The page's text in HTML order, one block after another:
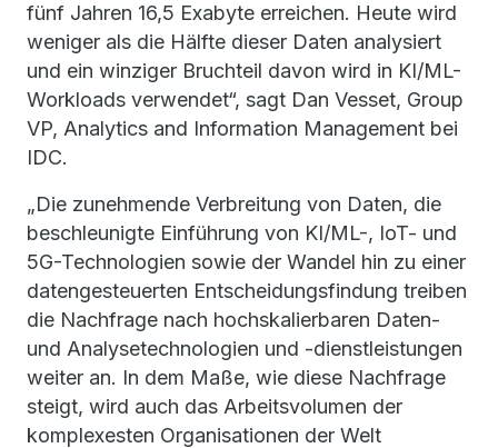
fünf Jahren 16,5 Exabyte erreichen. Heute wird
weniger als die Hälfte dieser Daten analysiert
und ein winziger Bruchteil davon wird in KI/ML-
Workloads verwendet“, sagt Dan Vesset, Group
VP, Analytics and Information Management bei
IDC.
„Die zunehmende Verbreitung von Daten, die
beschleunigte Einführung von KI/ML-, IoT- und
5G-Technologien sowie der Wandel hin zu einer
datengesteuerten Entscheidungsfindung treiben
die Nachfrage nach hochskalierbaren Daten-
und Analysetechnologien und -dienstleistungen
weiter an. In dem Maße, wie diese Nachfrage
steigt, wird auch das Arbeitsvolumen der
komplexesten Organisationen der Welt